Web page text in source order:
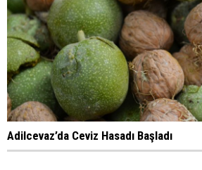
Adilcevaz’da Ceviz Hasadı Başladı